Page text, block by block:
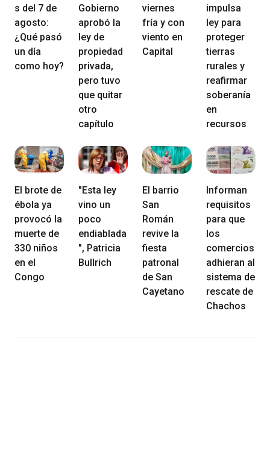
s del 7 de
agosto:
¿Qué pasó
un día
como hoy?
Gobierno
aprobó la
ley de
propiedad
privada,
pero tuvo
que quitar
otro
capítulo
viernes
fría y con
viento en
Capital
impulsa
ley para
proteger
tierras
rurales y
reafirmar
soberanía
en
recursos
El brote de
ébola ya
provocó la
muerte de
330 niños
en el
Congo
"Esta ley
vino un
poco
endiablada
", Patricia
Bullrich
El barrio
San
Román
revive la
fiesta
patronal
de San
Cayetano
Informan
requisitos
para que
los
comercios
adhieran al
sistema de
rescate de
Chachos